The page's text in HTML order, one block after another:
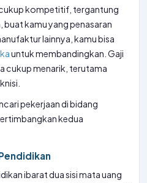
kompetitif, tergantung
buat kamu yang penasaran
lainnya, kamu bisa
untuk membandingkan. Gaji
cukup menarik, terutama
pekerjaan di bidang
kedua
ibarat dua sisi mata uang